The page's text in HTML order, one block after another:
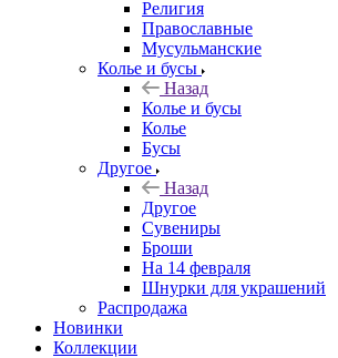
Религия
Православные
Мусульманские
Колье и бусы
Назад
Колье и бусы
Колье
Бусы
Другое
Назад
Другое
Сувениры
Броши
На 14 февраля
Шнурки для украшений
Распродажа
Новинки
Коллекции